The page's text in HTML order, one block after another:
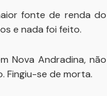
fonte de renda do
e nada foi feito.
Nova Andradina, não
Fingiu-se de morta.